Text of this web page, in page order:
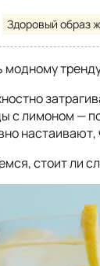
Здоровый образ
модному
с лимоном —
стоит ли